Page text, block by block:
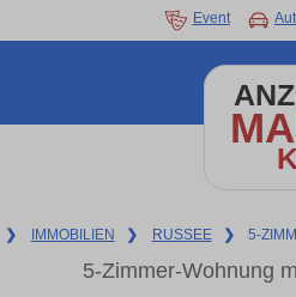
Event
❯ IMMOBILIEN ❯ RUSSEE ❯ 5-
5-Zimmer-Wohnung